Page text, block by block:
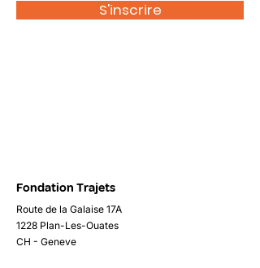
S'inscrire
Fondation Trajets
Route de la Galaise 17A
1228 Plan-Les-Ouates
CH - Geneve